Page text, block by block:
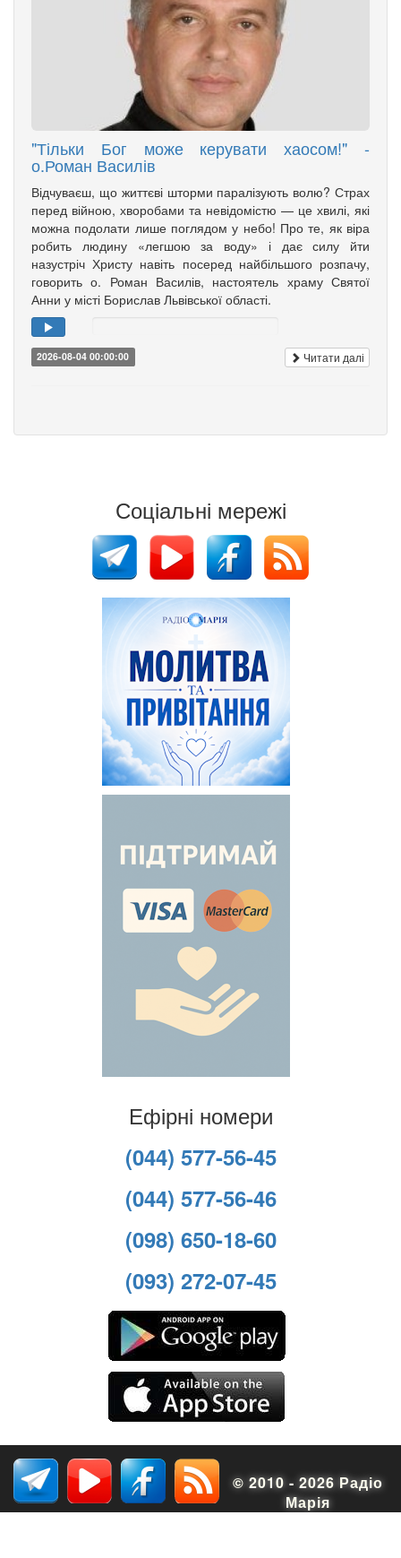
"Тільки Бог може керувати хаосом!" -
о.Роман Василів
Відчуваєш, що життєві шторми паралізують волю? Страх
перед війною, хворобами та невідомістю — це хвилі, які
можна подолати лише поглядом у небо! Про те, як віра
робить людину «легшою за воду» і дає силу йти
назустріч Христу навіть посеред найбільшого розпачу,
говорить о. Роман Василів, настоятель храму Святої
Анни у місті Борислав Львівської області.
2026-08-04 00:00:00 Читати далі
Соціальні мережі
Ефірні номери
(044) 577-56-45
(044) 577-56-46
(098) 650-18-60
(093) 272-07-45
© 2010 - 2026 Радіо
Марія